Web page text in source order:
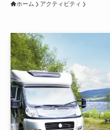
ホーム アクティビティ